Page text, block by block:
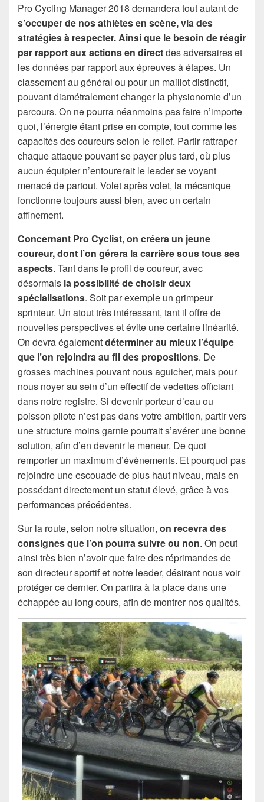
Pro Cycling Manager 2018 demandera tout autant de
s’occuper de nos athlètes en scène, via des
stratégies à respecter. Ainsi que le besoin de réagir
par rapport aux actions en directdes adversaires et
les données par rapport aux épreuves à étapes. Un
classement au général ou pour un maillot distinctif,
pouvant diamétralement changer la physionomie d’un
parcours. On ne pourra néanmoins pas faire n’importe
quoi, l’énergie étant prise en compte, tout comme les
capacités des coureurs selon le relief. Partir rattraper
chaque attaque pouvant se payer plus tard, où plus
aucun équipier n’entourerait le leader se voyant
menacé de partout. Volet après volet, la mécanique
fonctionne toujours aussi bien, avec un certain
affinement.
Concernant Pro Cyclist, on créera un jeune
coureur, dont l’on gérera la carrière sous tous ses
aspects. Tant dans le profil de coureur, avec
désormais la possibilité de choisir deux
spécialisations. Soit par exemple un grimpeur
sprinteur. Un atout très intéressant, tant il offre de
nouvelles perspectives et évite une certaine linéarité.
On devra égalementdéterminer au mieux l’équipe
que l’on rejoindra au fil des propositions. De
grosses machines pouvant nous aguicher, mais pour
nous noyer au sein d’un effectif de vedettes officiant
dans notre registre. Si devenir porteur d’eau ou
poisson pilote n’est pas dans votre ambition, partir vers
une structure moins garnie pourrait s’avérer une bonne
solution, afin d’en devenir le meneur. De quoi
remporter un maximum d’évènements. Et pourquoi pas
rejoindre une escouade de plus haut niveau, mais en
possédant directement un statut élevé, grâce à vos
performances précédentes.
Sur la route, selon notre situation, on recevra des
consignes que l’on pourra suivre ou non. On peut
ainsi très bien n’avoir que faire des réprimandes de
son directeur sportif et notre leader, désirant nous voir
protéger ce dernier. On partira à la place dans une
échappée au long cours, afin de montrer nos qualités.